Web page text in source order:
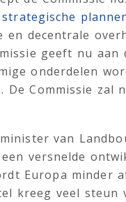
en decentrale
geeft nu
onderdelen
Commissie zal
van
versnelde
Europa minder
kreeg veel steun